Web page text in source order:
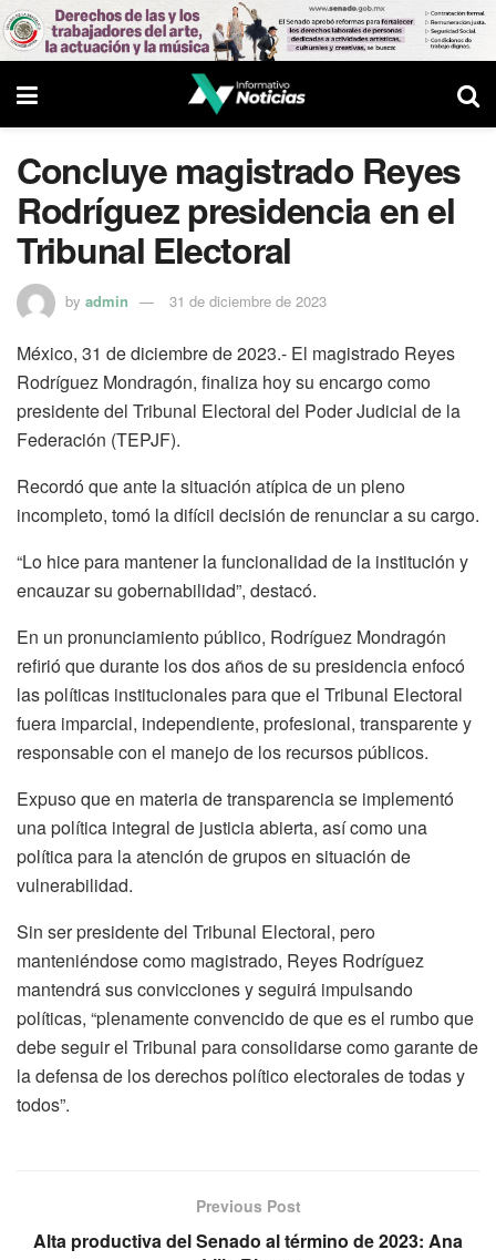
Concluye magistrado Reyes
Rodríguez presidencia en el
Tribunal Electoral
by admin 31 de diciembre de 2023
México, 31 de diciembre de 2023.- El magistrado Reyes
Rodríguez Mondragón, finaliza hoy su encargo como
presidente del Tribunal Electoral del Poder Judicial de la
Federación (TEPJF).
Recordó que ante la situación atípica de un pleno
incompleto, tomó la difícil decisión de renunciar a su cargo.
“Lo hice para mantener la funcionalidad de la institución y
encauzar su gobernabilidad”, destacó.
En un pronunciamiento público, Rodríguez Mondragón
refirió que durante los dos años de su presidencia enfocó
las políticas institucionales para que el Tribunal Electoral
fuera imparcial, independiente, profesional, transparente y
responsable con el manejo de los recursos públicos.
Expuso que en materia de transparencia se implementó
una política integral de justicia abierta, así como una
política para la atención de grupos en situación de
vulnerabilidad.
Sin ser presidente del Tribunal Electoral, pero
manteniéndose como magistrado, Reyes Rodríguez
mantendrá sus convicciones y seguirá impulsando
políticas, “plenamente convencido de que es el rumbo que
debe seguir el Tribunal para consolidarse como garante de
la defensa de los derechos político electorales de todas y
todos”.
Previous Post
Alta productiva del Senado al término de 2023: Ana